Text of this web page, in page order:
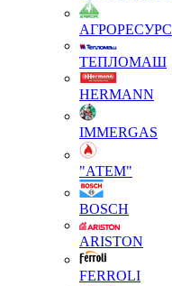
АГРОРЕСУРС
ТЕПЛОМАШ
HERMANN
IMMERGAS
"АТЕМ"
BOSCH
ARISTON
FERROLI